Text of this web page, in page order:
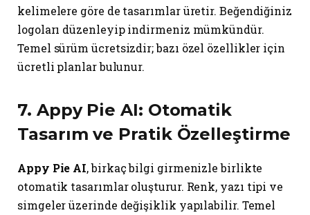
kelimelere göre de tasarımlar üretir. Beğendiğiniz
logoları düzenleyip indirmeniz mümkündür.
Temel sürüm ücretsizdir; bazı özel özellikler için
ücretli planlar bulunur.
7. Appy Pie AI: Otomatik
Tasarım ve Pratik Özelleştirme
Appy Pie AI, birkaç bilgi girmenizle birlikte
otomatik tasarımlar oluşturur. Renk, yazı tipi ve
simgeler üzerinde değişiklik yapılabilir. Temel